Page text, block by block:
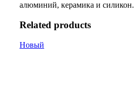
алюминий, керамика и силикон.
Related products
Новый